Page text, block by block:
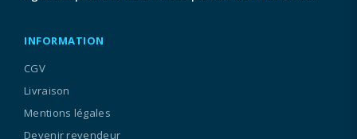
INFORMATION
CGV
Livraison
Mentions légales
Devenir revendeur